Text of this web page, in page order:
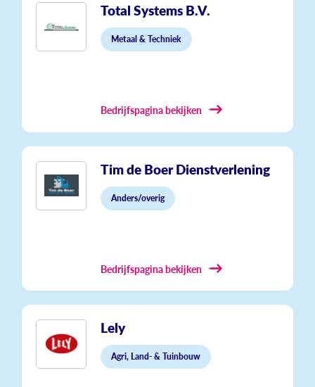
Total Systems B.V.
Metaal & Techniek
Bedrijfspagina bekijken
Tim de Boer Dienstverlening
Anders/overig
Bedrijfspagina bekijken
Lely
Agri, Land- & Tuinbouw